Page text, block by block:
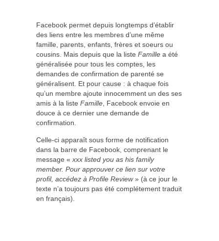
Facebook permet depuis longtemps d’établir
des liens entre les membres d’une même
famille, parents, enfants, frères et soeurs ou
cousins. Mais depuis que la liste Famille a été
généralisée pour tous les comptes, les
demandes de confirmation de parenté se
généralisent. Et pour cause : à chaque fois
qu’un membre ajoute innocemment un des ses
amis à la liste Famille , Facebook envoie en
douce à ce dernier une demande de
confirmation.
Celle-ci apparaît sous forme de notification
dans la barre de Facebook, comprenant le
message « xxx listed you as his family
member. Pour approuver ce lien sur votre
profil, accédez à Profile Review» (à ce jour le
texte n’a toujours pas été complétement traduit
en français).